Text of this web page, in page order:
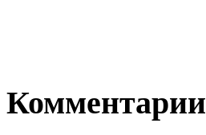
Комментарии